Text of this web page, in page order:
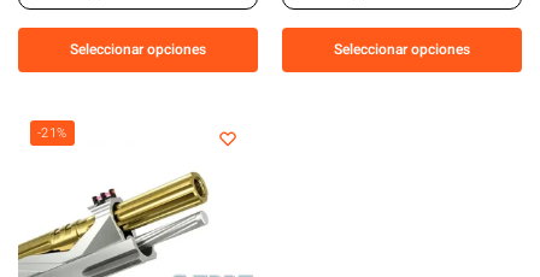
Seleccionar opciones Seleccionar opciones
-21%